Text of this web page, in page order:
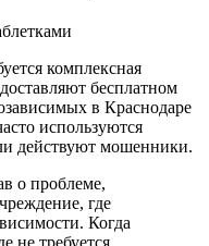
комплексная
бесплатном
в Краснодаре
используются
действуют мошенники.
о проблеме,
где
Когда
не требуется